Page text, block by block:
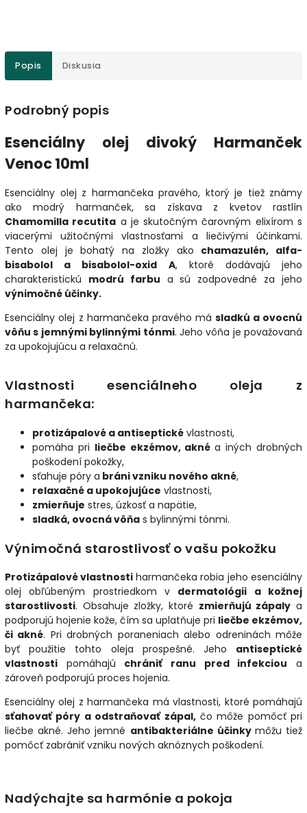
Popis Diskusia
Podrobný popis
Esenciálny olej divoký Harmanček
Venoc 10ml
Esenciálny olej z harmančeka pravého, ktorý je tiež známy
ako modrý harmanček,sa získava z kvetov rastlín
Chamomilla recutita a je skutočným čarovným elixírom s
viacerými užitočnými vlastnosťami a liečivými účinkami.
Tento olej je bohatý na zložky ako chamazulén, alfa-
bisabolol a bisabolol-oxid A, ktoré dodávajú jeho
charakteristickú modrú farbu a sú zodpovedné za jeho
výnimočné účinky.
Esenciálny olej z harmančeka pravého má sladkú a ovocnú
vôňu s jemnými bylinnými tónmi. Jeho vôňa je považovaná
za upokojujúcu a relaxačnú.
Vlastnosti esenciálneho oleja z
harmančeka:
protizápalové a antiseptické vlastnosti,
pomáha pri liečbe ekzémov, aknéa iných drobných
poškodení pokožky,
sťahuje póry a bráni vzniku nového akné,
relaxačné a upokojujúce vlastnosti,
zmierňuje stres, úzkosť a napätie,
sladká, ovocná vôňa s bylinnými tónmi.
Výnimočná starostlivosť o vašu pokožku
Protizápalové vlastnosti harmančeka robia jeho esenciálny
olej obľúbeným prostriedkom v dermatológii a kožnej
starostlivosti. Obsahuje zložky, ktoré zmierňujú zápaly a
podporujú hojenie kože, čím sa uplatňuje pri liečbe ekzémov,
či akné. Pri drobných poraneniach alebo odreninách môže
byť použitie tohto oleja prospešné. Jeho antiseptické
vlastnosti pomáhajú chrániť ranu pred infekciou a
zároveň podporujú proces hojenia.
Esenciálny olej z harmančeka má vlastnosti, ktoré pomáhajú
sťahovať póry a odstraňovať zápal,čo môže pomôcť pri
liečbe akné. Jeho jemné antibakteriálne účinky môžu tiež
pomôcť zabrániť vzniku nových aknóznych poškodení.
Nadýchajte sa harmónie a pokoja